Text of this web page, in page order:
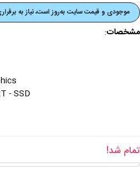
موجودی و قیمت‌ سایت به‌روز است، نیاز به
مشخصات:
- SSD
تمام شد!